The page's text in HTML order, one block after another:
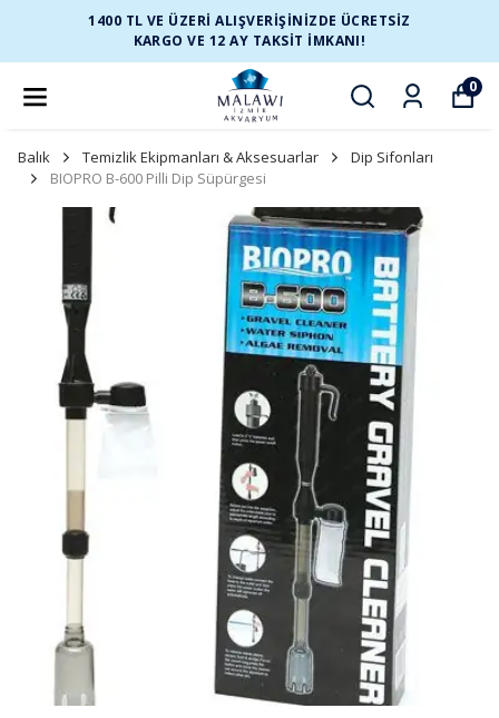
1400 TL VE ÜZERİ ALIŞVERİŞİNİZDE ÜCRETSİZ
KARGO VE 12 AY TAKSİT İMKANI!
0
Balık Temizlik Ekipmanları & Aksesuarlar
Dip Sifonları
BIOPRO B-600 Pilli Dip Süpürgesi